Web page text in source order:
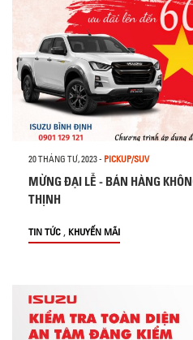
20 THÁNG TƯ, 2023- PICKUP/SUV
MỪNG ĐẠI LỄ - BÁN HÀNG KHÔNG LỢI NHUẬN TẠI ISUZU ĐẠI
THỊNH
TIN TỨC , KHUYẾN MÃI